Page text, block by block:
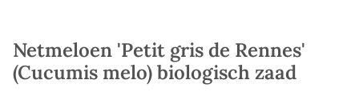
Netmeloen 'Petit gris de Rennes'
(Cucumis melo) biologisch zaad